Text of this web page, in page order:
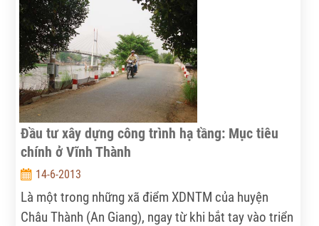
hiện một số tiêu chí.
Đầu tư xây dựng công trình hạ tầng: Mục tiêu
chính ở Vĩnh Thành
14-6-2013
Là một trong những xã điểm XDNTM của huyện
Châu Thành (An Giang), ngay từ khi bắt tay vào triển